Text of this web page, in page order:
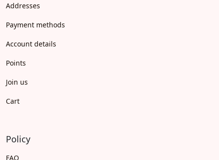
Addresses
Payment methods
Account details
Points
Join us
Cart
Policy
FAQ